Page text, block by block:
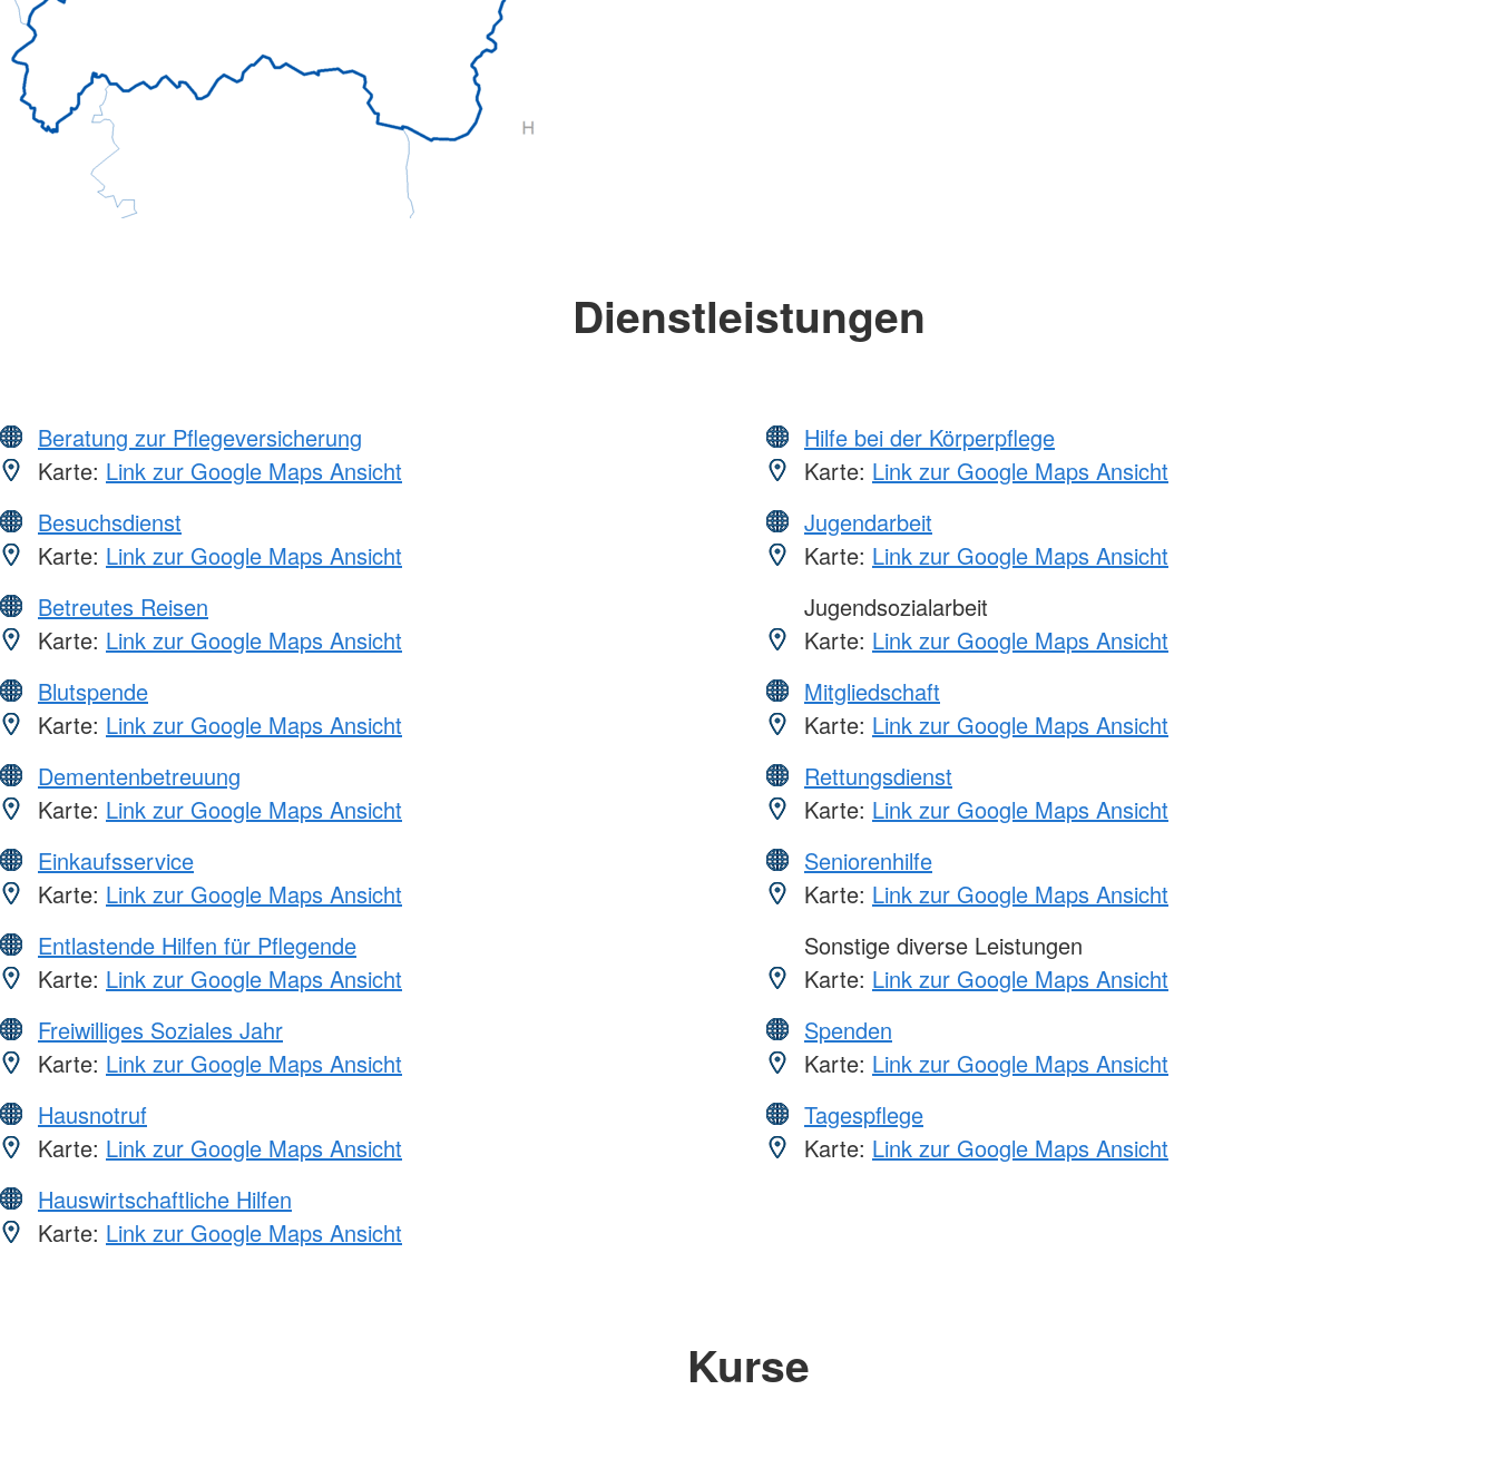
Dienstleistungen
Beratung zur Pflegeversicherung
Karte: Link zur Google Maps Ansicht
Besuchsdienst
Karte: Link zur Google Maps Ansicht
Betreutes Reisen
Karte: Link zur Google Maps Ansicht
Blutspende
Karte: Link zur Google Maps Ansicht
Dementenbetreuung
Karte: Link zur Google Maps Ansicht
Einkaufsservice
Karte: Link zur Google Maps Ansicht
Entlastende Hilfen für Pflegende
Karte: Link zur Google Maps Ansicht
Freiwilliges Soziales Jahr
Karte: Link zur Google Maps Ansicht
Hausnotruf
Karte: Link zur Google Maps Ansicht
Hauswirtschaftliche Hilfen
Karte: Link zur Google Maps Ansicht
Hilfe bei der Körperpflege
Karte: Link zur Google Maps Ansicht
Jugendarbeit
Karte: Link zur Google Maps Ansicht
Jugendsozialarbeit
Karte: Link zur Google Maps Ansicht
Mitgliedschaft
Karte: Link zur Google Maps Ansicht
Rettungsdienst
Karte: Link zur Google Maps Ansicht
Seniorenhilfe
Karte: Link zur Google Maps Ansicht
Sonstige diverse Leistungen
Karte: Link zur Google Maps Ansicht
Spenden
Karte: Link zur Google Maps Ansicht
Tagespflege
Karte: Link zur Google Maps Ansicht
Kurse